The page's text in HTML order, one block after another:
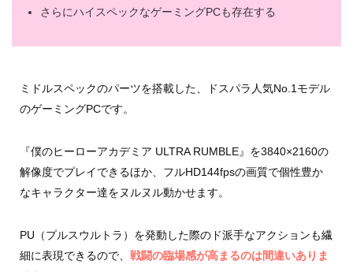
さらにハイスペックなゲーミングPCも存在する
ミドルスペックのパーツを搭載した、ドスパラ人気No.1モデル
のゲーミングPCです。
『僕のヒーローアカデミア ULTRA RUMBLE』を3840×2160の
解像度でプレイできるほか、フルHD144fpsの画質で個性豊か
なキャラクター達をヌルヌル動かせます。
PU（プルスウルトラ）を発動した際のド派手なアクションも繊
細に表現できるので、 戦闘の臨場感が高まるのは間違いありま